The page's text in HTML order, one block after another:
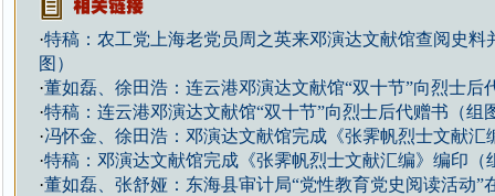
·特稿：农工党上海老党员周之英来邓演达文献馆查阅史料
图）
·董如磊、徐田浩：连云港邓演达文献馆“双十节”向烈士后
·特稿：连云港邓演达文献馆“双十节”向烈士后代赠书（组
·冯怀金、徐田浩：邓演达文献馆完成《张霁帆烈士文献汇
·特稿：邓演达文献馆完成《张霁帆烈士文献汇编》编印（
·董如磊、张舒娅：东海县审计局“党性教育党史阅读活动”